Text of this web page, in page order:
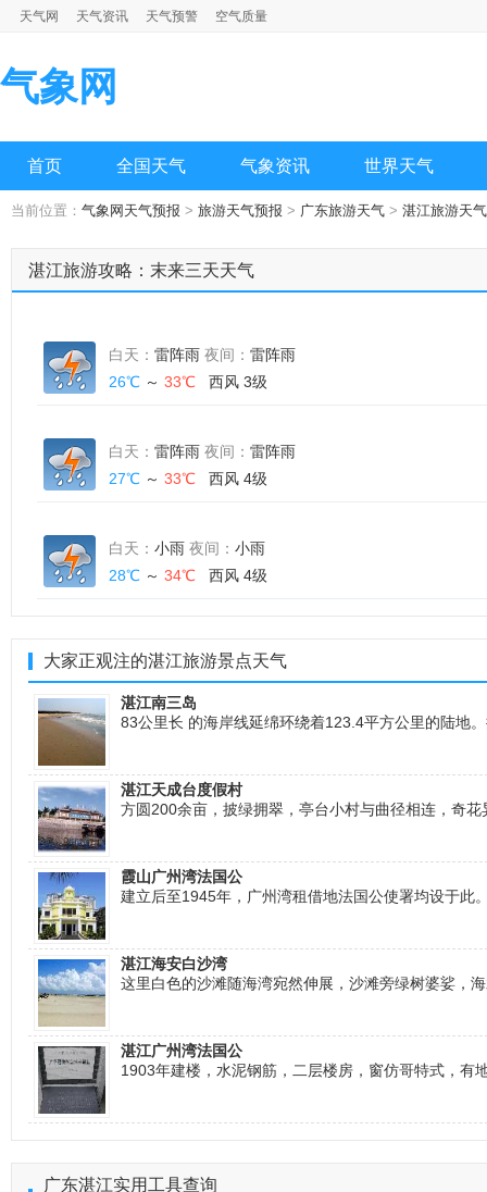
天气网 天气资讯 天气预警 空气质量
气象网
首页 全国天气 气象资讯 世界天气
当前位置： 气象网天气预报 > 旅游天气预报 > 广东旅游天气 > 湛江旅游天气
湛江旅游攻略：末来三天天气
白天： 雷阵雨 夜间： 雷阵雨
26℃ ～ 33℃ 西风 3级
白天： 雷阵雨 夜间： 雷阵雨
27℃ ～ 33℃ 西风 4级
白天： 小雨 夜间： 小雨
28℃ ～ 34℃ 西风 4级
大家正观注的湛江旅游景点天气
湛江南三岛
83公里长 的海岸线延绵环绕着123.4平方公里的陆地
湛江天成台度假村
方圆200余亩，披绿拥翠，亭台小村与曲径相连，奇
霞山广州湾法国公
建立后至1945年，广州湾租借地法国公使署均设于此
湛江海安白沙湾
这里白色的沙滩随海湾宛然伸展，沙滩旁绿树婆娑，
湛江广州湾法国公
1903年建楼，水泥钢筋，二层楼房，窗仿哥特式，有
广东湛江实用工具查询